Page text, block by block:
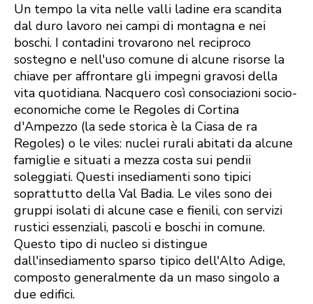
Un tempo la vita nelle valli ladine era scandita
dal duro lavoro nei campi di montagna e nei
boschi. I contadini trovarono nel reciproco
sostegno e nell'uso comune di alcune risorse la
chiave per affrontare gli impegni gravosi della
vita quotidiana. Nacquero così consociazioni socio-
economiche come le Regoles di Cortina
d'Ampezzo (la sede storica è la Ciasa de ra
Regoles) o le viles: nuclei rurali abitati da alcune
famiglie e situati a mezza costa sui pendii
soleggiati. Questi insediamenti sono tipici
soprattutto della Val Badia. Le viles sono dei
gruppi isolati di alcune case e fienili, con servizi
rustici essenziali, pascoli e boschi in comune.
Questo tipo di nucleo si distingue
dall'insediamento sparso tipico dell'Alto Adige,
composto generalmente da un maso singolo a
due edifici.